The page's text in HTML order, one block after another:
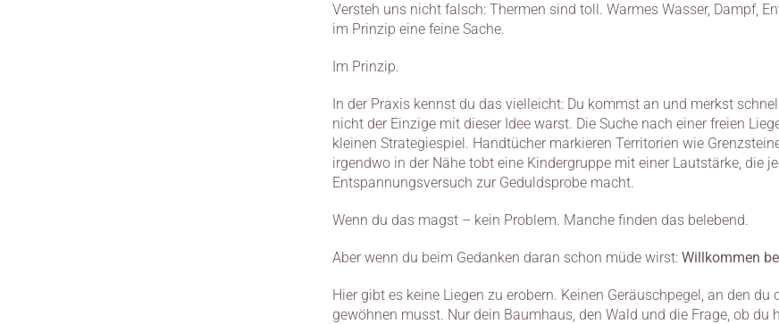
Versteh uns nicht falsch: Thermen sind toll. Warmes Wasser, Dampf,
im Prinzip eine feine Sache.
Im Prinzip.
In der Praxis kennst du das vielleicht: Du kommst an und merkst
nicht der Einzige mit dieser Idee warst. Die Suche nach einer freien
kleinen Strategiespiel. Handtücher markieren Territorien wie
irgendwo in der Nähe tobt eine Kindergruppe mit einer Lautstärke, die
Entspannungsversuch zur Geduldsprobe macht.
Wenn du das magst – kein Problem. Manche finden das belebend.
Aber wenn du beim Gedanken daran schon müde wirst: Willkommen
Hier gibt es keine Liegen zu erobern. Keinen Geräuschpegel, an den du
gewöhnen musst. Nur dein Baumhaus, den Wald und die Frage, ob du